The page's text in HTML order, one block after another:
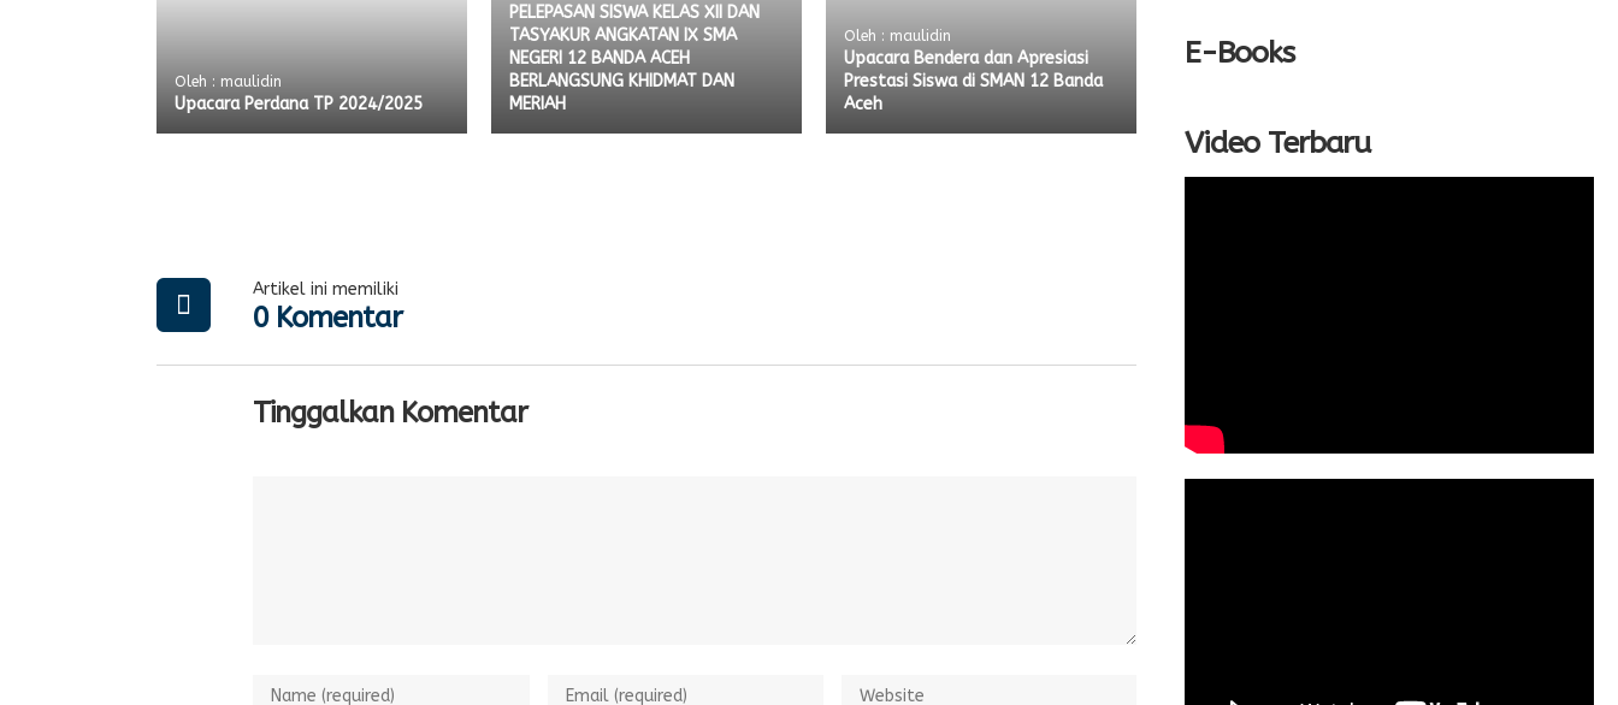
Oleh : maulidin
Upacara Perdana TP 2024/2025
PELEPASAN SISWA KELAS XII DAN
TASYAKUR ANGKATAN IX SMA
NEGERI 12 BANDA ACEH
BERLANGSUNG KHIDMAT DAN
MERIAH
Oleh : maulidin
Upacara Bendera dan Apresiasi
Prestasi Siswa di SMAN 12 Banda
Aceh
Artikel ini memiliki
0 Komentar
Tinggalkan Komentar
E-Books
Video Terbaru